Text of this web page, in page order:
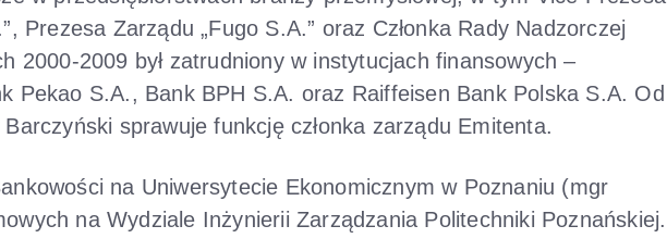
Prezesa Zarządu „Fugo S.A.” oraz Członka Rady Nadzorczej
2000-2009 był zatrudniony w instytucjach finansowych –
Pekao S.A., Bank BPH S.A. oraz Raiffeisen Bank Polska S.A. Od
sprawuje funkcję członka zarządu Emitenta.
na Uniwersytecie Ekonomicznym w Poznaniu (mgr
na Wydziale Inżynierii Zarządzania Politechniki Poznańskiej.